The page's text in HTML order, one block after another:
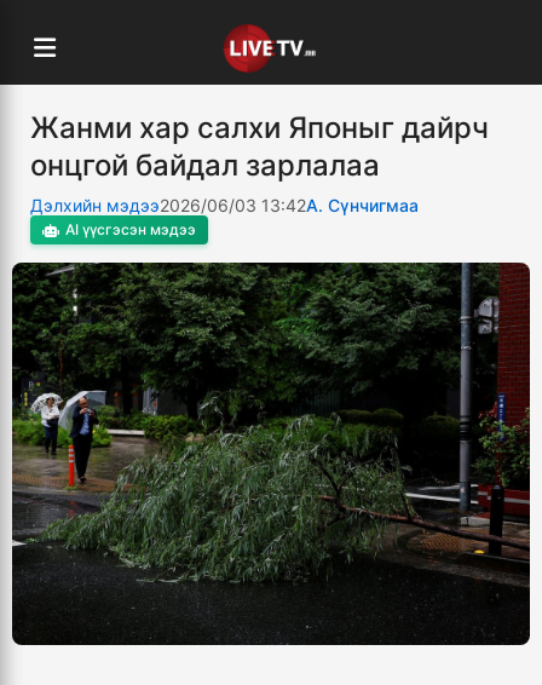
Жанми хар салхи Японыг дайрч
онцгой байдал зарлалаа
Дэлхийн мэдээ2026/06/03 13:42А. Сүнчигмаа
AI үүсгэсэн мэдээ